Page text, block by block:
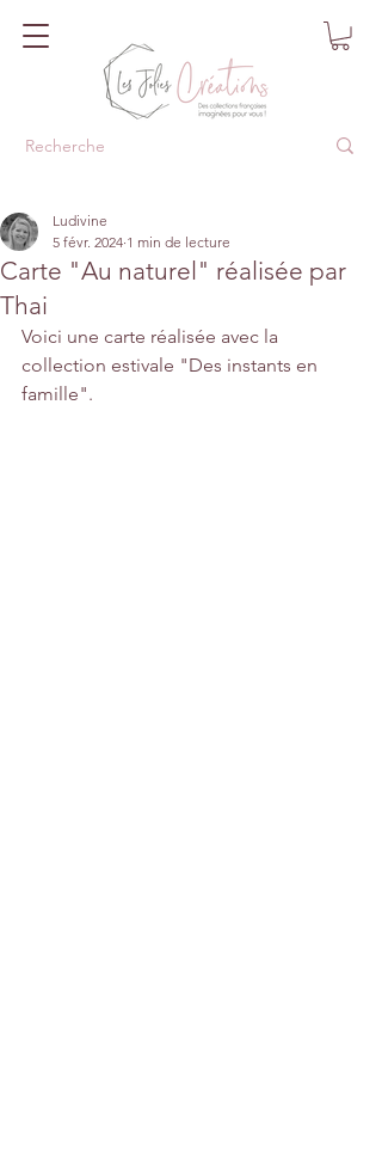
Carte "Au naturel" réalisée par
Thai
Ludivine
5 févr. 2024 1 min de lecture
Voici une carte réalisée avec la
collection estivale "Des instants en
famille".